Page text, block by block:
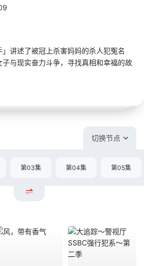
述了被冠上杀害妈妈的杀人犯冤名
子与现实奋力斗争，寻找真相和幸福的故
切换节点
第03集 第04集 第05集